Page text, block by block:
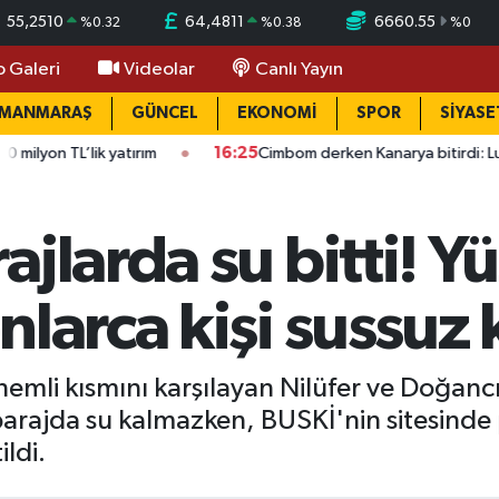
55,2510 %0.32 64,4811 %0.38 6660.55 %0
Galeri Videolar Canlı Yayın
GÜNCEL EKONOMİ SPOR
yatırım 16:25 Cimbom derken Kanarya bitirdi: Lukaku adım
su bitti!
kişi sussuz
kısmını karşılayan Nilüfer ve
su kalmazken, BUSKİ'nin